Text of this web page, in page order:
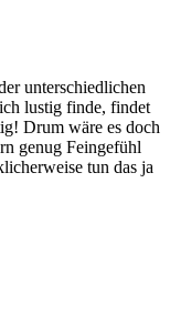
unterschiedlichen
lustig finde, findet
Drum wäre es doch
genug Feingefühl
tun das ja